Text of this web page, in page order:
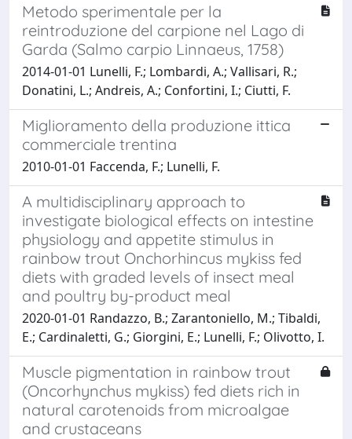
Metodo sperimentale per la
reintroduzione del carpione nel Lago di
Garda (Salmo carpio Linnaeus, 1758)
2014-01-01 Lunelli, F.; Lombardi, A.; Vallisari, R.;
Donatini, L.; Andreis, A.; Confortini, I.; Ciutti, F.
Miglioramento della produzione ittica
commerciale trentina
2010-01-01 Faccenda, F.; Lunelli, F.
A multidisciplinary approach to
investigate biological effects on intestine
physiology and appetite stimulus in
rainbow trout Onchorhincus mykiss fed
diets with graded levels of insect meal
and poultry by-product meal
2020-01-01 Randazzo, B.; Zarantoniello, M.; Tibaldi,
E.; Cardinaletti, G.; Giorgini, E.; Lunelli, F.; Olivotto, I.
Muscle pigmentation in rainbow trout
(Oncorhynchus mykiss) fed diets rich in
natural carotenoids from microalgae
and crustaceans